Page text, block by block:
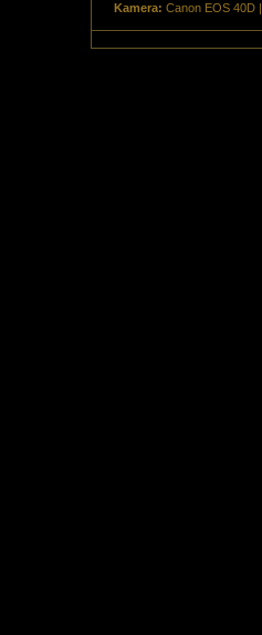
Kamera: Canon EOS 40D |